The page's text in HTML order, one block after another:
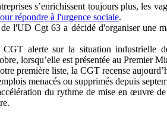
s’enrichissent toujours plus, les
répondre à l'urgence sociale.
l'UD Cgt 63 a décidé d'organiser une
alerte sur la situation industrielle
lorsqu’elle est présentée au Premier
première liste, la CGT recense
menacés ou supprimés depuis
du rythme de mise en œuvre